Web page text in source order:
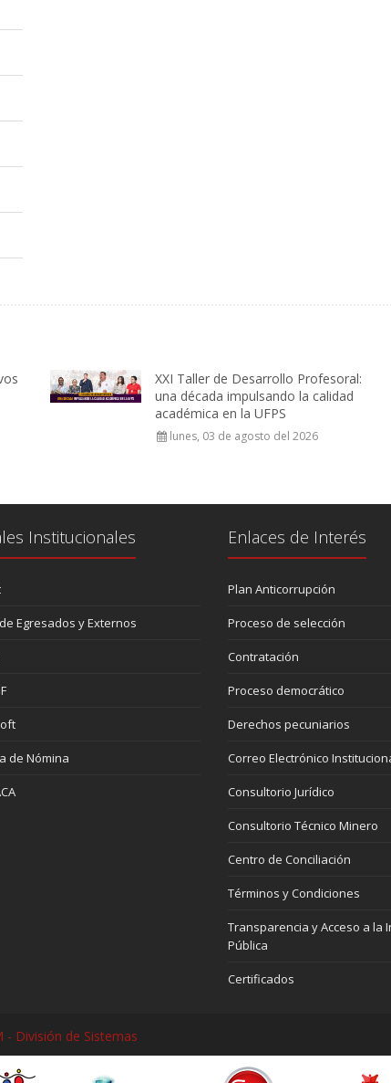
XXI Taller de Desarrollo Profesoral:
una década impulsando la calidad
académica en la UFPS
lunes, 03 de agosto del 2026
Institucionales
Egresados y Externos
de Nómina
Enlaces de Interés
Plan Anticorrupción
Proceso de selección
Contratación
Proceso democrático
Derechos pecuniarios
Correo Electrónico
Consultorio Jurídico
Consultorio Técnico Minero
Centro de Conciliación
Términos y Condiciones
Transparencia y Acceso a la
Pública
Certificados
- División de Sistemas